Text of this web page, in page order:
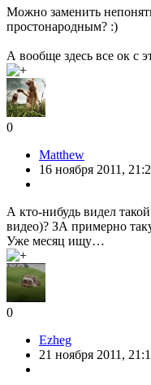
Можно заменить
простонародным? :)
А вообще здесь все ок с
0
Matthew
16 ноября 2011,
А кто-нибудь видел
видео)? ЗА примерно
Уже месяц ищу…
0
Ezheg
21 ноября 2011,